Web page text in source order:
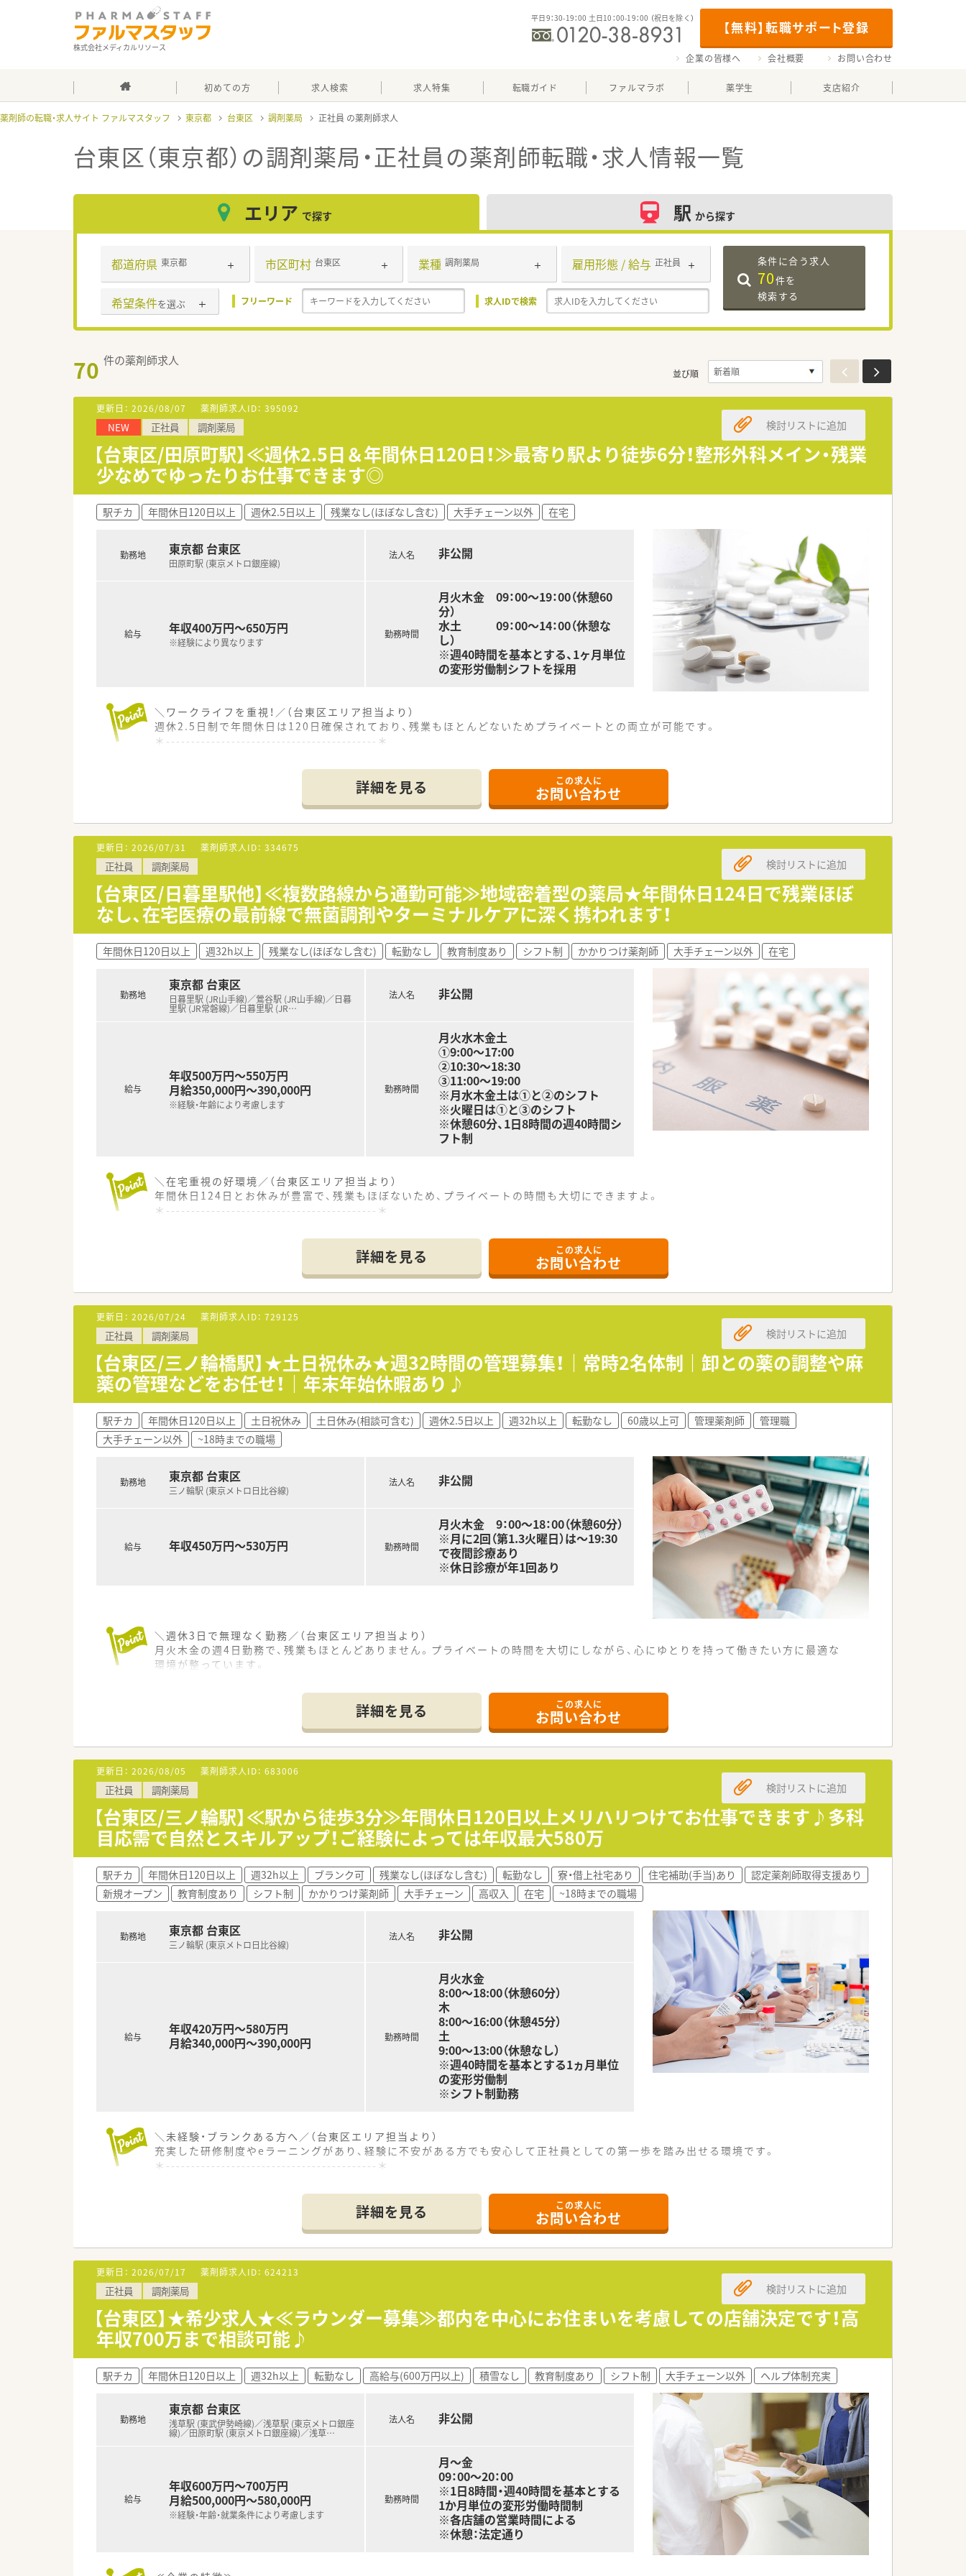
株式会社メディカルリソース
【無料】転職サポート登録
平日9：30-19：00 土日10：00-19：00 （祝日を除く）
企業の皆様へ 会社概要 お問い合わせ
初めての方 求人検索 求人特集 転職ガイド ファルマラボ 薬学生 支店紹介
薬剤師の転職・求人サイト ファルマスタッフ 東京都 台東区 調剤薬局 正社員
台東区（東京都）の調剤薬局・正社員の薬剤師転職・求人情報一覧
エリア で探す 駅 から探す
都道府県 東京都 市区町村 台東区 業種 調剤薬局 雇用形態 / 給与 正社員
希望条件を選ぶ フリーワード 求人IDで検索
条件に合う求人
70件を
検索する
70 件の薬剤師求人
並び順
更新日： 2026/08/07 薬剤師求人ID： 395092
NEW 正社員 調剤薬局
【台東区/田原町駅】≪週休2.5日＆年間休日120日！≫最寄り駅より徒歩6分！整形外科メイン・残業
少なめでゆったりお仕事できます◎
検討リストに追加
駅チカ 年間休日120日以上 週休2.5日以上 残業なし(ほぼなし含む) 大手チェーン以外 在宅
勤務地 東京都 台東区
田原町駅 (東京メトロ銀座線)
給与 年収400万円～650万円
※経験により異なります
法人名 非公開
勤務時間
月火木金 09：00～19：00（休憩60
分）
水土 09：00～14：00（休憩な
し）
※週40時間を基本とする、1ヶ月単位
の変形労働制シフトを採用
＼ワークライフを重視！／（台東区エリア担当より）
週休2.5日制で年間休日は120日確保されており、残業もほとんどないためプライベートとの両立が可能です。
＊------------------------------------------＊
【店舗情報と応需状況について】
■東京メトロ銀座線の田原町駅から徒歩6分の場所にあり、通勤しやすく近隣の商業施設も利用しやすい便利な立地です。
■整形外科を中心に内科や消化器科などを応需しており、1日の処方箋枚数は約25枚と落ち着いて対応できる環境です。
■常時薬剤師1名と医療事務1名の体制となっており、常勤1名とパート2名の薬剤師が在籍して協力し合っています。
【法人特徴について】
■東京都内を中心として地域に密着した調剤薬局を8店舗展開しており、定期的な転勤がないため腰を据えて働けます。
■今後も的確な出店や店舗の買収を通じてさらなる事業拡大を検討しており、将来的な成長余地を十分に秘めた法人です。
■店舗ごとの独自性や考え方が尊重される社風であり、現場の意見を積極的に取り入れながらより良い運営を目指しています。
【想定される業務内容】
■処方箋に基づく調剤や監査および服薬指導を中心に行っていただき、薬剤師1名体制のため自分のペースで業務を進められます。
■身体が不自由で通院が難しい地域の患者様に対する居宅への在宅業務も行っており、地域医療に貢献する役割を担います。
■日常的な食事に関することや身体づくりに関する健康相談も承っており、患者様の幅広いお悩みに寄り添って対応します。
詳細を見る この求人に
お問い合わせ
更新日： 2026/07/31 薬剤師求人ID： 334675
正社員 調剤薬局
【台東区/日暮里駅他】≪複数路線から通勤可能≫地域密着型の薬局★年間休日124日で残業ほぼ
なし、在宅医療の最前線で無菌調剤やターミナルケアに深く携われます！
検討リストに追加
年間休日120日以上 週32h以上 残業なし(ほぼなし含む) 転勤なし 教育制度あり シフト制 かかりつけ薬剤師 大手チェーン以外 在宅
勤務地
東京都 台東区
日暮里駅 (JR山手線)／鶯谷駅 (JR山手線)／日暮
里駅 (JR常磐線)／日暮里駅 (JR…
給与
年収500万円～550万円
月給350,000円～390,000円
※経験・年齢により考慮します
法人名 非公開
勤務時間
月火水木金土
①9:00～17:00
②10:30～18:30
③11:00～19:00
※月水木金土は①と②のシフト
※火曜日は①と③のシフト
※休憩60分、1日8時間の週40時間シ
フト制
＼在宅重視の好環境／（台東区エリア担当より）
年間休日124日とお休みが豊富で、残業もほぼないため、プライベートの時間も大切にできますよ。
＊------------------------------------------＊
【店舗情報と応需状況について】
■最寄り駅である日暮里駅から徒歩10分ほどの距離に位置しており、毎日の通勤もしやすい立地です。
■内科や耳鼻科など幅広い科目を応需しつつ、1日約80枚から120枚の処方箋に対応しています。
■常勤薬剤師5名体制で運営しており、1日約200件の個人宅や5施設の在宅医療も支えています。
【求人情報について】
■正社員としての募集であり、年収は500万円から550万円の間で相談可能です。
■年間休日は124日確保されており、しっかり休息を取りながら長く働ける条件です。
■これまでのご経験やスキルを十分に考慮した上で給与額が最終決定されます。
【勤務実態について】
■残業時間を発生させない管理が徹底されており、終業後はすぐに帰宅できます。
■在宅業務での移動時は専属ドライバーが同行するため運転の心配は一切ありません。
■15時以降に翌日分の処方が届くため優先順位を立てて効率よく作業を進められます。
■無菌調剤やターミナルケアなど専門性の高い在宅知識を深めたい方に最適です。
■ワークライフバランスを重視して残業の少ない環境で働きたい方におすすめです。
■車の運転に自信がないものの在宅医療へ挑戦してみたい方にぴったりです。
詳細を見る この求人に
お問い合わせ
更新日： 2026/07/24 薬剤師求人ID： 729125
正社員 調剤薬局
【台東区/三ノ輪橋駅】★土日祝休み★週32時間の管理募集！｜常時2名体制｜卸との薬の調整や麻
薬の管理などをお任せ！｜年末年始休暇あり♪
検討リストに追加
駅チカ 年間休日120日以上 土日祝休み 土日休み(相談可含む) 週休2.5日以上 週32h以上 転勤なし 60歳以上可 管理薬剤師
管理職
大手チェーン以外
~18時までの職場
勤務地 東京都 台東区
三ノ輪駅 (東京メトロ日比谷線)
給与 年収450万円～530万円
法人名 非公開
勤務時間
月火木金 9：00～18：00（休憩60分）
※月に2回（第1.3火曜日）は～19:30
で夜間診療あり
※休日診療が年1回あり
＼週休3日で無理なく勤務／（台東区エリア担当より）
月火木金の週4日勤務で、残業もほとんどありません。プライベートの時間を大切にしながら、心にゆとりを持って働きたい方に最適な
環境が整っています。
■東京メトロ日比谷線の三ノ輪駅から徒歩10分の場所に位置しており、通勤のしやすさが魅力的な調剤薬局です。
■主な応需科目は内科や整形外科、皮膚科など多岐にわたり、地域に根差した医療サービスを提供しております。
■処方箋の受付枚数は1日平均20枚から30枚程度となっており、落ち着いた環境で丁寧な対応ができる状況です。
【求人情報について】
■週32時間勤務の正社員雇用となっており、無理のないスケジュールで長く活躍していただける雇用形態です。
■想定される年収は450万円から550万円の範囲内となり、ご経験やスキルを考慮した上で決定されます。
■正社員では珍しく、基本的に土日祝休みの求人となっております。
プライベートも大切にしつつ勤務いただける環境です。
【想定される業務内容】
■調剤業務や監査、患者様への丁寧な服薬指導といった、薬剤師としての基本的な外来業務をお任せします。
■医薬品卸業者との納品調整や、麻薬をはじめとした各種医薬品の適切な管理業務などを中心に担当します。
■複雑な事務手続きやスタッフの勤怠管理などは本部が対応するため、大きな負担なく店舗運営に専念できます。
詳細を見る この求人に
お問い合わせ
更新日： 2026/08/05 薬剤師求人ID： 683006
正社員 調剤薬局
【台東区/三ノ輪駅】≪駅から徒歩3分≫年間休日120日以上メリハリつけてお仕事できます♪多科
目応需で自然とスキルアップ！ご経験によっては年収最大580万
検討リストに追加
駅チカ 年間休日120日以上 週32h以上 ブランク可 残業なし(ほぼなし含む) 転勤なし 寮・借上社宅あり 住宅補助(手当)あり
認定薬剤師取得支援あり
新規オープン
教育制度あり シフト制 かかりつけ薬剤師 大手チェーン 高収入 在宅 ~18時までの職場
勤務地 東京都 台東区
三ノ輪駅 (東京メトロ日比谷線)
給与
年収420万円～580万円
月給340,000円～390,000円
法人名 非公開
勤務時間
月火水金
8:00～18:00（休憩60分）
木
8:00～16:00（休憩45分）
土
9:00～13:00（休憩なし）
※週40時間を基本とする1ヵ月単位
の変形労働制
※シフト制勤務
＼未経験・ブランクある方へ／（台東区エリア担当より）
充実した研修制度やeラーニングがあり、経験に不安がある方でも安心して正社員としての第一歩を踏み出せる環境です。
＊------------------------------------------＊
【店舗情報と応需状況について】
■最寄り駅の東京メトロ日比谷線「三ノ輪駅」から徒歩3分という駅チカの好立地にあります。
■医療ビル内に位置しており、内科や小児科、皮膚科、眼科など多科目を幅広く応需しています。
■1日の処方箋枚数は210枚で、常時8名から9名の薬剤師体制で対応します。
【募集背景と求める人物像について】
■今後の更なるサービス拡充を目的とした増員募集のため、新しい仲間を積極採用中です。
■様々な処方箋に触れながら、薬剤師として着実にスキルアップしたいという意欲的な方を求めています。
■チームワークを尊重し、周囲のスタッフと協力しながら業務に取り組める方を歓迎いたします。
【想定されるキャリアイメージ】
■在宅医療や漢方など、専門性を高める薬剤師スペシャリストとしての道が用意されています。
■現場経験を積んだ後、将来的には管理薬剤師やエリアマネージャーを目指すことも可能です。
■認定薬剤師の取得支援制度が充実しており、多くの方が専門性を高め活躍されています。
【想定されるモデル年収】
■これまでのご経験やスキルに応じて、420万円から580万円の年収が想定されます。
■毎年1回の定期昇給に加えて、年2回の賞与が支給され、安定した収入を見込めます。
詳細を見る この求人に
お問い合わせ
更新日： 2026/07/17 薬剤師求人ID： 624213
正社員 調剤薬局
【台東区】★希少求人★≪ラウンダー募集≫都内を中心にお住まいを考慮しての店舗決定です！高
年収700万まで相談可能♪
検討リストに追加
駅チカ 年間休日120日以上 週32h以上 転勤なし 高給与(600万円以上) 積雪なし 教育制度あり シフト制 大手チェーン以外 ヘルプ体制充実
勤務地
東京都 台東区
浅草駅 (東武伊勢崎線)／浅草駅 (東京メトロ銀座
線)／田原町駅 (東京メトロ銀座線)／浅草…
給与
年収600万円～700万円
月給500,000円～580,000円
※経験・年齢・就業条件により考慮します
法人名 非公開
勤務時間
月～金
09：00～20：00
※1日8時間・週40時間を基本とする
1か月単位の変形労働時間制
※各店舗の営業時間による
※休憩：法定通り